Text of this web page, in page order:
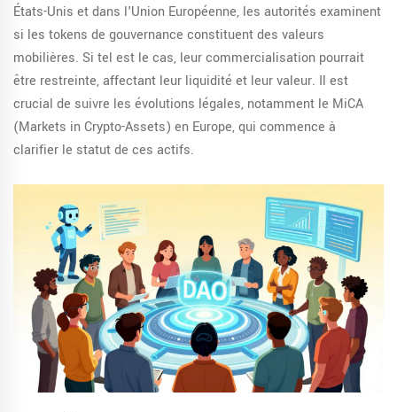
États-Unis et dans l'Union Européenne, les autorités examinent
si les tokens de gouvernance constituent des valeurs
mobilières. Si tel est le cas, leur commercialisation pourrait
être restreinte, affectant leur liquidité et leur valeur. Il est
crucial de suivre les évolutions légales, notamment le MiCA
(Markets in Crypto-Assets) en Europe, qui commence à
clarifier le statut de ces actifs.